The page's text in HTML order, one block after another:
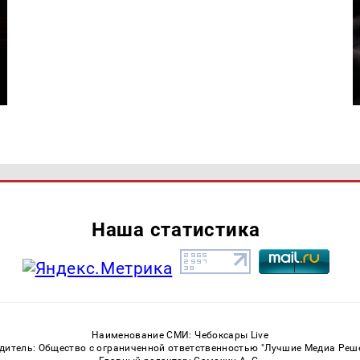
Наша статистика
Наименование СМИ: Чебоксары Live
Общество с ограниченной ответственностью "Лучшие Медиа